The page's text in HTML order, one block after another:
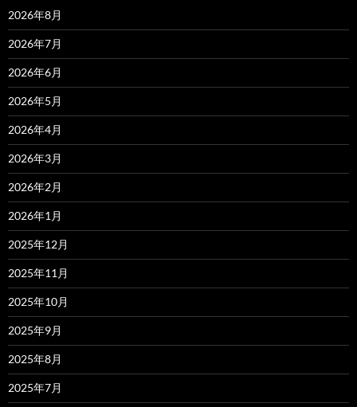
2026年8月
2026年7月
2026年6月
2026年5月
2026年4月
2026年3月
2026年2月
2026年1月
2025年12月
2025年11月
2025年10月
2025年9月
2025年8月
2025年7月